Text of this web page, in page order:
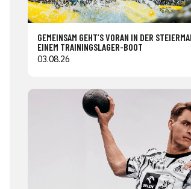
GEMEINSAM GEHT’S VORAN IN DER
EINEM TRAININGSLAGER-BOOT
03.08.26